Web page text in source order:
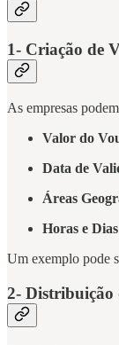
1- Criação de
As empresas
Valor do
Data de
Áreas
Horas e
Um exemplo pode
2- Distribuição